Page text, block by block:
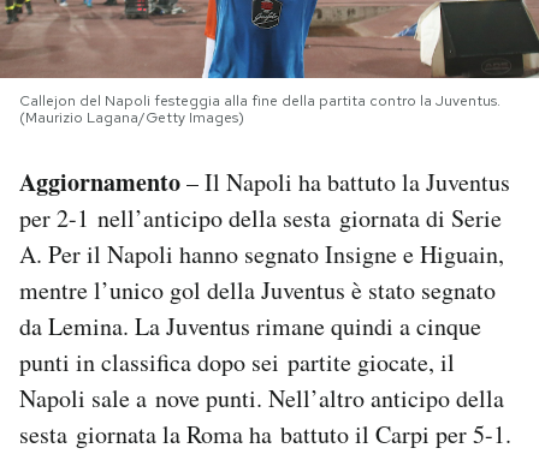
NEWSLETTER
SHOP
CALENDARIO
AREA PERSONALE
Area Personale
Newsletter
Callejon del Napoli festeggia alla fine della partita contro la Juventus.
(Maurizio Lagana/Getty Images)
Aggiornamento– Il Napoli ha battuto la Juventus
per 2-1 nell’anticipo della sesta giornata di Serie
A. Per il Napoli hanno segnato Insigne e Higuain,
mentre l’unico gol della Juventus è stato segnato
da Lemina. La Juventus rimane quindi a cinque
punti in classifica dopo sei partite giocate, il
Napoli sale a nove punti. Nell’altro anticipo della
sesta giornata la Roma ha battuto il Carpi per 5-1.